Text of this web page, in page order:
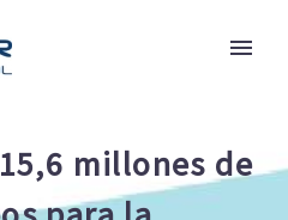
millones de